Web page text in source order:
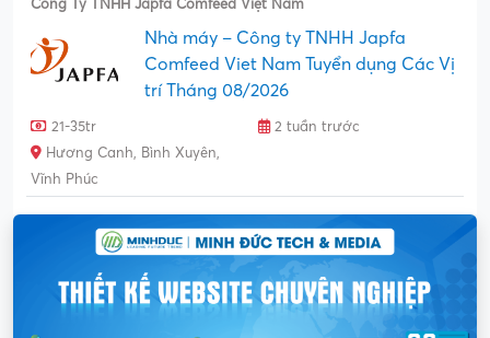
Công Ty TNHH Japfa Comfeed Việt Nam
Nhà máy – Công ty TNHH Japfa
Comfeed Viet Nam Tuyển dụng Các Vị
trí Tháng 08/2026
21-35tr
2 tuần trước
Hương Canh, Bình Xuyên,
Vĩnh Phúc